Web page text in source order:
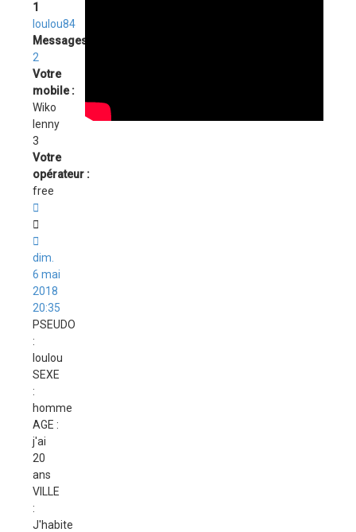
1
loulou84
Messages :
2
Votre
mobile :
Wiko
lenny
3
Votre
opérateur :
free
lu
dim.
6 mai
2018
20:35
PSEUDO
:
loulou
SEXE
:
homme
AGE :
j'ai
20
ans
VILLE
:
J'habite